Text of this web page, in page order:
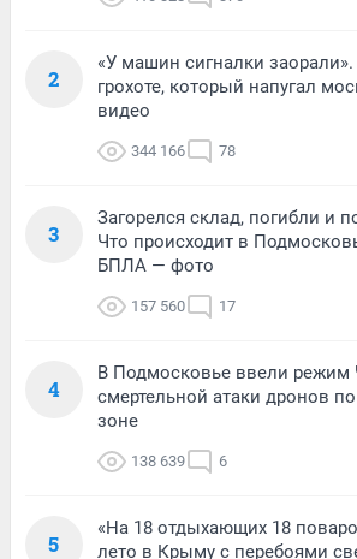
2
«У машин сигналки
грохоте, который напугал
видео
344 166 78
3
Загорелся склад, погибли и
Что происходит в
БПЛА — фото
157 560 17
4
В Подмосковье ввели режим
смертельной атаки дронов
зоне
138 639 6
5
«На 18 отдыхающих 18
лето в Крыму с перебоями